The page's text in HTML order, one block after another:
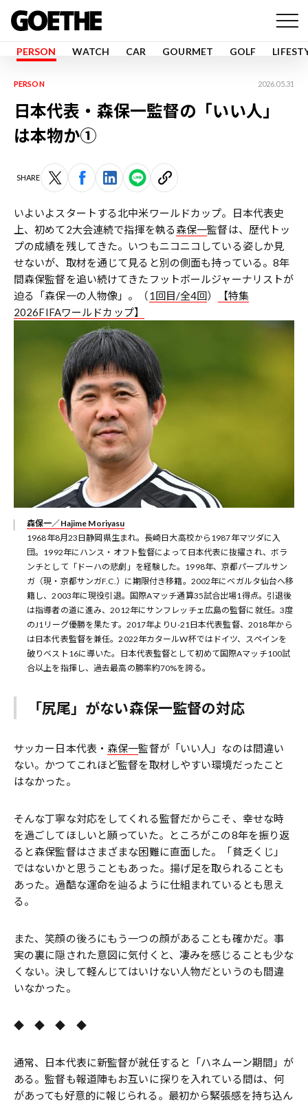
PERSON WATCH CAR GOURMET GOLF
PERSON 2026.05.31
日本代表・森保一監督の「いい人」
は本物か①
SHARE
いよいよスタートする北中米ワールドカップ。日本代表史
上、初めて2大会連続で指揮を執る森保一監督は、歴代トッ
プの成績を残してきた。いつもニコニコしている姿しか見
せないが、取材を通じて見ると別の側面も持っている。8年
間森保監督を追い続けてきたフットボールジャーナリストが
迫る「森保一の人物像」。（1回目/全4回）
【特集
2026FIFAワールドカップ】
森保一／Hajime Moriyasu
1968年8月23日静岡県生まれ。長崎日大高校から1987年マツダに入
団。1992年にハンス・オフト監督によって日本代表に抜擢され、ボラ
ンチとして「ドーハの悲劇」を経験した。1998年、京都パープルサン
ガ（現・京都サンガF.C.）に期限付き移籍。2002年にベガルタ仙台へ移
籍し、2003年に現役引退。国際Aマッチ通算35試合出場1得点。引退後
は指導者の道に進み、2012年にサンフレッチェ広島の監督に就任。3度
のJ1リーグ優勝を果たす。2017年よりU-21日本代表監督、2018年から
は日本代表監督を兼任。2022年カタールW杯ではドイツ、スペインを
破りベスト16に導いた。日本代表監督として初めて国際Aマッチ100試
合以上を指揮し、過去最高の勝率約70%を誇る。
「尻尾」がない森保一監督の対応
サッカー日本代表・ 森保一監督が「いい人」なのは間違い
ない。かつてこれほど監督を取材しやすい環境だったこと
はなかった。
そんな丁寧な対応をしてくれる監督だからこそ、幸せな時
を過ごしてほしいと願っていた。ところがこの8年を振り返
ると森保監督はさまざまな困難に直面した。「貧乏くじ」
ではないかと思うこともあった。揚げ足を取られることも
あった。過酷な運命を辿るように仕組まれているとも思え
る。
また、笑顔の後ろにもう一つの顔があることも確かだ。事
実の裏に隠された意図に気付くと、凄みを感じることも少な
くない。決して軽んじてはいけない人物だというのも間違
いなかった。
◆ ◆ ◆ ◆
通常、日本代表に新監督が就任すると「ハネムーン期間」が
ある。監督も報道陣もお互いに探りを入れている間は、何
があっても好意的に報じられる。最初から緊張感を持ち込ん